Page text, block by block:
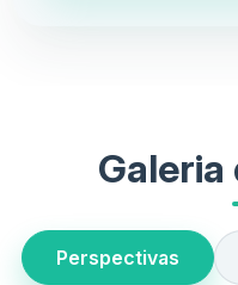
Galeria
Perspectivas